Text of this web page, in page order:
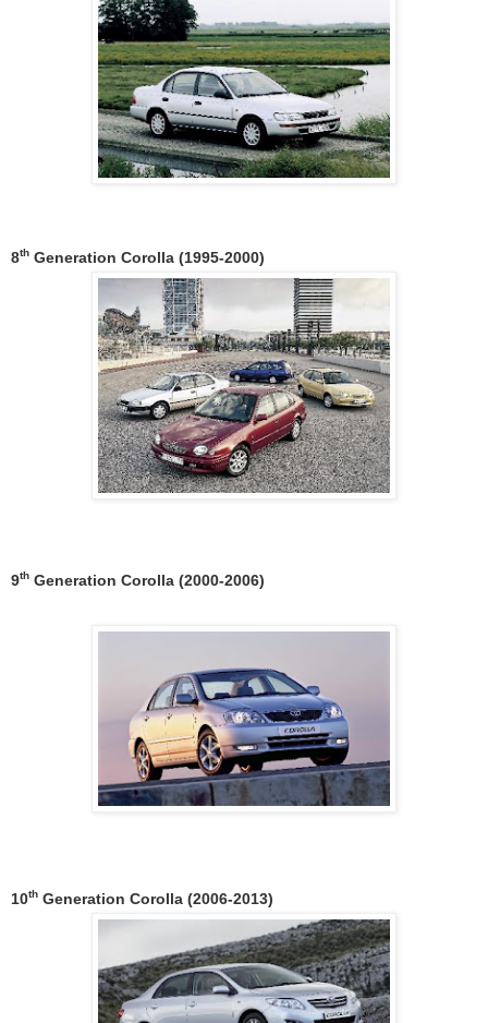
8th Generation Corolla (1995-2000)
9th Generation Corolla (2000-2006)
10th Generation Corolla (2006-2013)